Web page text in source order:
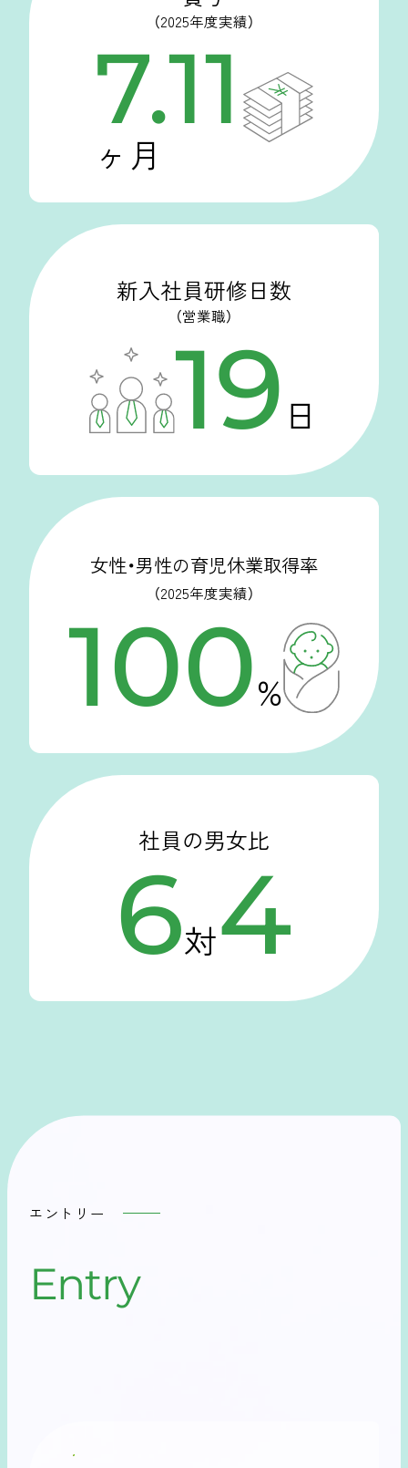
（2025年度実績）
7.11
ヶ月
新入社員研修日数
（営業職）
19 日
女性・男性の育児休業取得率
（2025年度実績）
100%
社員の男女比
6対4
エントリー
Entry